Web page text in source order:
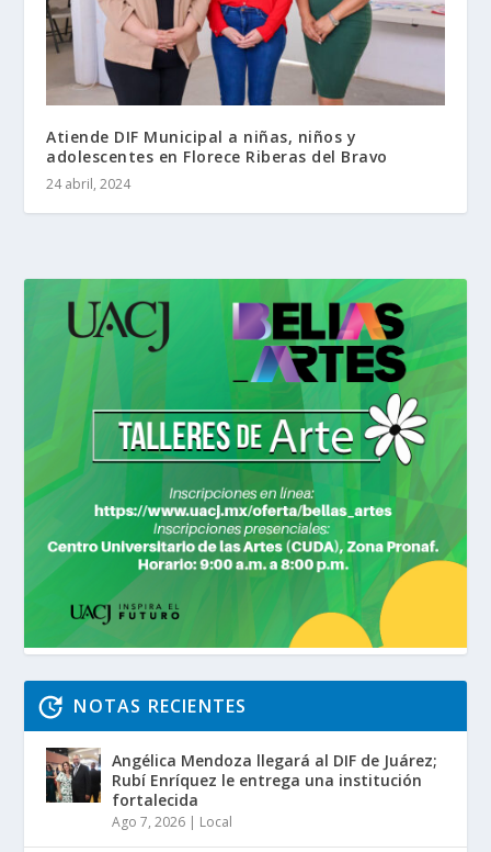
Atiende DIF Municipal a niñas, niños y
adolescentes en Florece Riberas del Bravo
24 abril, 2024
NOTAS RECIENTES
Angélica Mendoza llegará al DIF de Juárez;
Rubí Enríquez le entrega una institución
fortalecida
Ago 7, 2026 | Local